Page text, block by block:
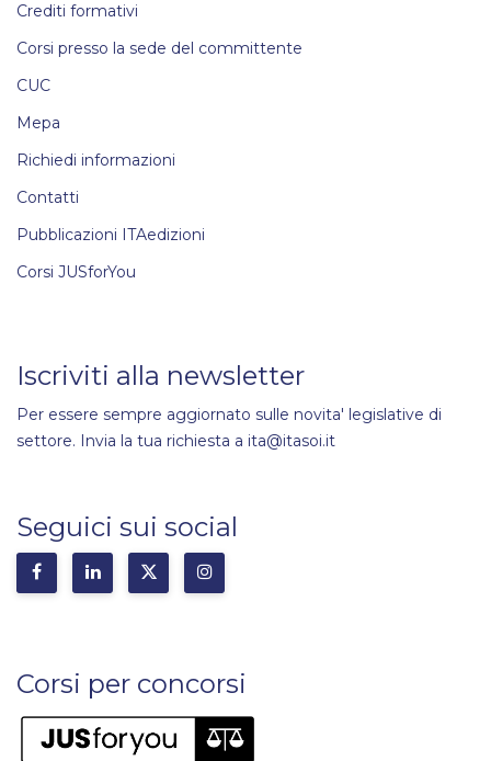
Crediti formativi
Corsi presso la sede del committente
CUC
Mepa
Richiedi informazioni
Contatti
Pubblicazioni ITAedizioni
Corsi JUSforYou
Iscriviti alla newsletter
Per essere sempre aggiornato sulle novita' legislative di
settore. Invia la tua richiesta a ita@itasoi.it
Seguici sui social
Corsi per concorsi